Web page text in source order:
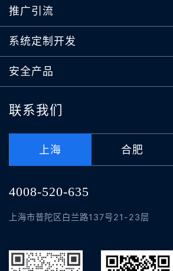
推广引流
系统定制开发
安全产品
联系我们
上海 合肥
4008-520-635
上海市普陀区白兰路137号21-23层